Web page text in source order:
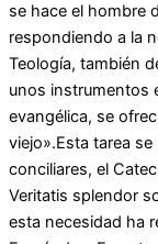
se hace el hombre
respondiendo a la
Teología, también
unos instrumentos
evangélica, se
viejo».Esta tarea
conciliares, el
Veritatis splendor
esta necesidad ha